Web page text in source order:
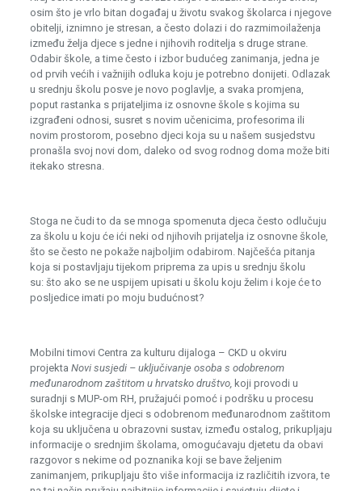
osim što je vrlo bitan događaj u životu svakog školarca i njegove
obitelji, iznimno je stresan, a često dolazi i do razmimoilaženja
između želja djece s jedne i njihovih roditelja s druge strane.
Odabir škole, a time često i izbor budućeg zanimanja, jedna je
od prvih većih i važnijih odluka koju je potrebno donijeti. Odlazak
u srednju školu posve je novo poglavlje, a svaka promjena,
poput rastanka s prijateljima iz osnovne škole s kojima su
izgrađeni odnosi, susret s novim učenicima, profesorima ili
novim prostorom, posebno djeci koja su u našem susjedstvu
pronašla svoj novi dom, daleko od svog rodnog doma može biti
itekako stresna.
Stoga ne čudi to da se mnoga spomenuta djeca često odlučuju
za školu u koju će ići neki od njihovih prijatelja iz osnovne škole,
što se često ne pokaže najboljim odabirom. Najčešća pitanja
koja si postavljaju tijekom priprema za upis u srednju školu
su: što ako se ne uspijem upisati u školu koju želim i koje će to
posljedice imati po moju budućnost?
Mobilni timovi Centra za kulturu dijaloga – CKD u okviru
projekta Novi susjedi – uključivanje osoba s odobrenom
međunarodnom zaštitom u hrvatsko društvo,koji provodi u
suradnji s MUP-om RH, pružajući pomoć i podršku u procesu
školske integracije djeci s odobrenom međunarodnom zaštitom
koja su uključena u obrazovni sustav, između ostalog, prikupljaju
informacije o srednjim školama, omogućavaju djetetu da obavi
razgovor s nekime od poznanika koji se bave željenim
zanimanjem, prikupljaju što više informacija iz različitih izvora, te